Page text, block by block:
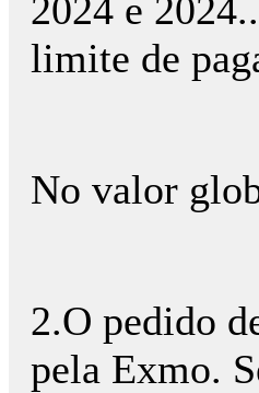
2024 e
limite de
No valor
2.O pedido
pela Exmo.